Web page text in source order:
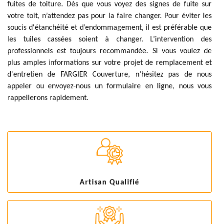
fuites de toiture. Dès que vous voyez des signes de fuite sur
votre toit, n’attendez pas pour la faire changer. Pour éviter les
soucis d'étanchéité et d’endommagement, il est préférable que
les tuiles cassées soient à changer. L’intervention des
professionnels est toujours recommandée. Si vous voulez de
plus amples informations sur votre projet de remplacement et
d'entretien de FARGIER Couverture, n’hésitez pas de nous
appeler ou envoyez-nous un formulaire en ligne, nous vous
rappellerons rapidement.
Artisan Qualifié